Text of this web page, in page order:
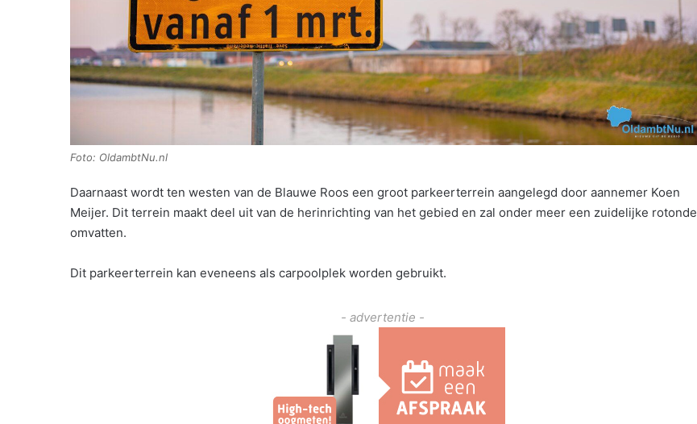
Foto: OldambtNu.nl
Daarnaast wordt ten westen van de Blauwe Roos een groot parkeerterrein aangelegd door aannemer Koen
Meijer. Dit terrein maakt deel uit van de herinrichting van het gebied en zal onder meer een zuidelijke rotonde
omvatten.
Dit parkeerterrein kan eveneens als carpoolplek worden gebruikt.
- advertentie -